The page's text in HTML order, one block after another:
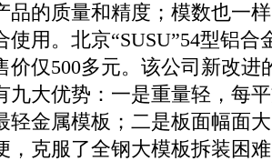
品的质量和精度；模数也一
使用。北京“SUSU”54型铝合
价仅500多元。该公司新改进
九大优势：一是重量轻，每
轻金属模板；二是板面幅面
，克服了全钢大模板拆装困